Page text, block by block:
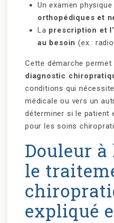
Un examen
orthopédiques et
La prescription et
au besoin (ex.:
Cette démarche permet
diagnostic
conditions qui
médicale ou vers un
déterminer si le patient
pour les soins
Douleur à
le
expliqué